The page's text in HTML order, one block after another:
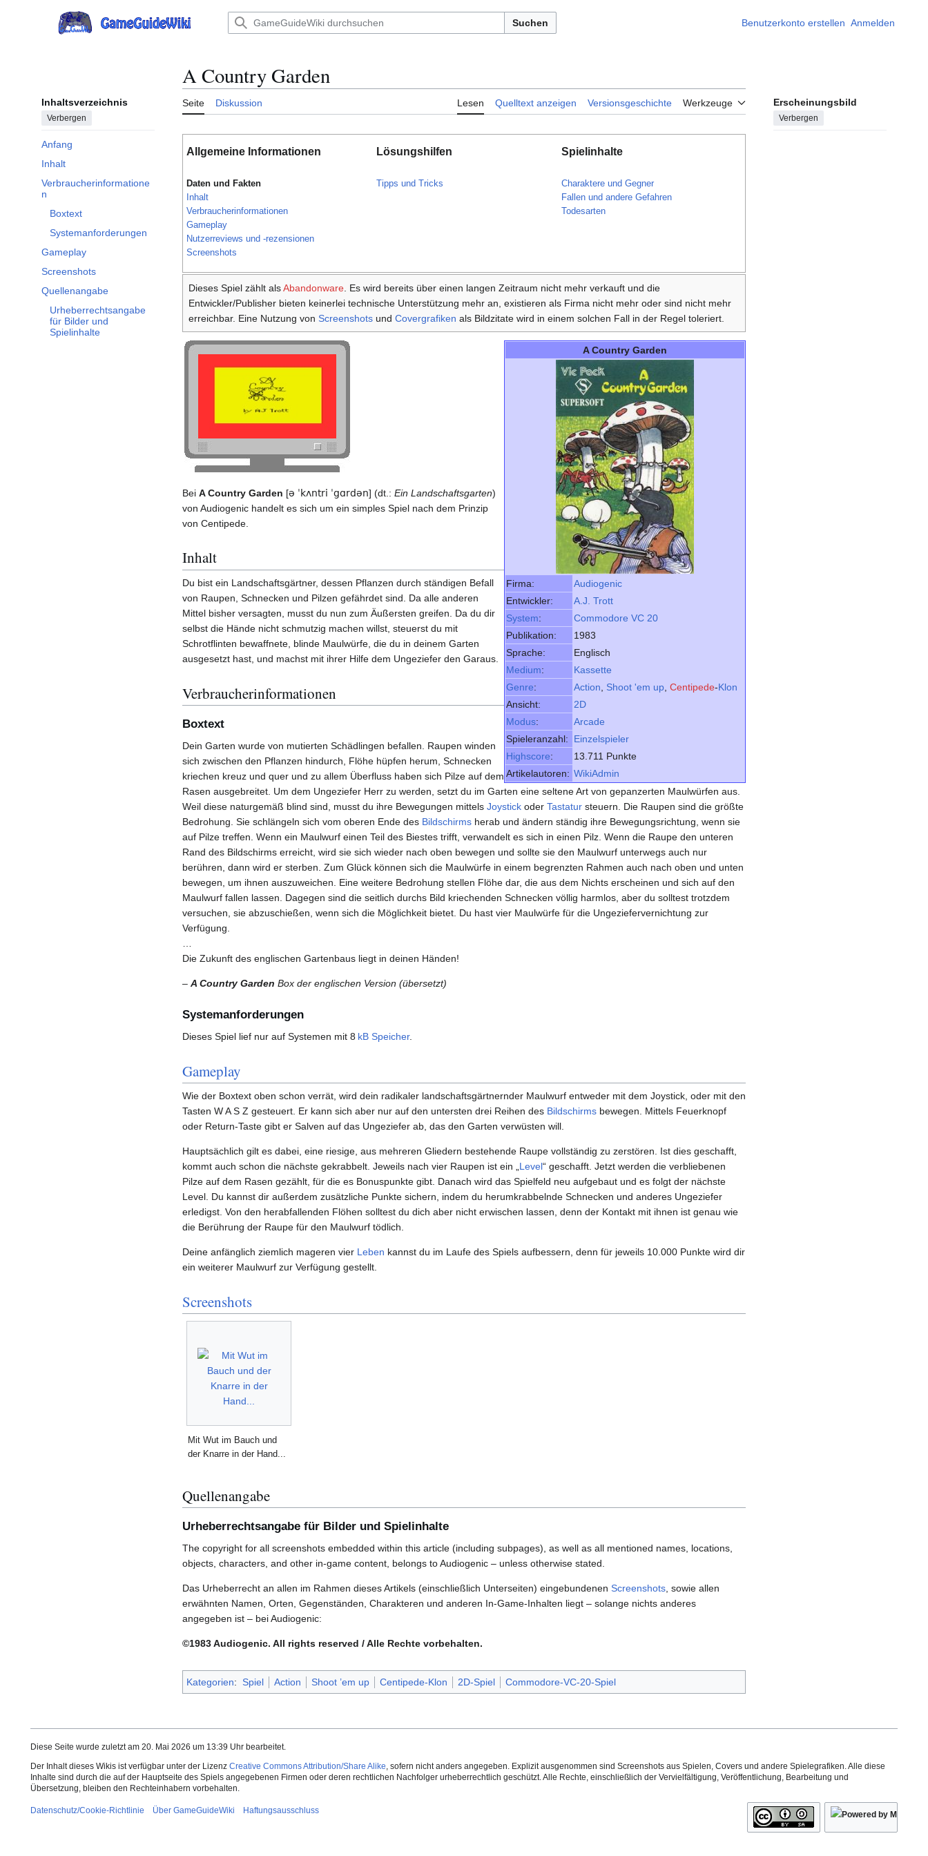
Hauptmenü Suchen Benutzerkonto erstellen Anmelden
Inhaltsverzeichnis
Verbergen
Anfang
Inhalt
Verbraucherinformatione
n
Unterabschnitt Verbraucherinformationen umschalten
Boxtext
Systemanforderungen
Gameplay
Screenshots
Quellenangabe
Urheberrechtsangabe
für Bilder und
Spielinhalte
A Country Garden
Seite Diskussion Lesen Quelltext anzeigen Versionsgeschichte Werkzeuge Erscheinungsbild
Verbergen
Allgemeine Informationen Lösungshilfen Spielinhalte
Daten und Fakten
Inhalt
Verbraucherinformationen
Gameplay
Nutzerreviews und -rezensionen
Screenshots
Tipps und Tricks
Charaktere und Gegner
Fallen und andere Gefahren
Todesarten
Dieses Spiel zählt alsAbandonware . Es wird bereits über einen langen Zeitraum nicht mehr verkauft und die
Entwickler/Publisher bieten keinerlei technische Unterstützung mehr an, existieren als Firma nicht mehr oder sind nicht mehr
erreichbar. Eine Nutzung von Screenshots und Covergrafiken als Bildzitate wird in einem solchen Fall in der Regel toleriert.
A Country Garden
Firma:
Audiogenic
Entwickler:
A.J. Trott
System:
Commodore VC 20
Publikation:
1983
Sprache:
Englisch
Medium:
Kassette
Genre: Action Shoot 'em up Centipede-Klon
Ansicht:
2D
Modus:
Arcade
Spieleranzahl:
Einzelspieler
Highscore:
13.711 Punkte
Artikelautoren: WikiAdmin
Bei A Country Garden [ə ˈkʌntri ˈgɑrdən] (dt.: Ein Landschaftsgarten)
von Audiogenic handelt es sich um ein simples Spiel nach dem Prinzip
von Centipede.
Inhalt
Du bist ein Landschaftsgärtner, dessen Pflanzen durch ständigen Befall
von Raupen, Schnecken und Pilzen gefährdet sind. Da alle anderen
Mittel bisher versagten, musst du nun zum Äußersten greifen. Da du dir
selbst die Hände nicht schmutzig machen willst, steuerst du mit
Schrotflinten bewaffnete, blinde Maulwürfe, die du in deinem Garten
ausgesetzt hast, und machst mit ihrer Hilfe dem Ungeziefer den Garaus.
Verbraucherinformationen
Boxtext
Dein Garten wurde von mutierten Schädlingen befallen. Raupen winden
sich zwischen den Pflanzen hindurch, Flöhe hüpfen herum, Schnecken
kriechen kreuz und quer und zu allem Überfluss haben sich Pilze auf dem
Rasen ausgebreitet. Um dem Ungeziefer Herr zu werden, setzt du im Garten eine seltene Art von gepanzerten Maulwürfen aus.
Weil diese naturgemäß blind sind, musst du ihre Bewegungen mittels Joystick oder Tastatur steuern. Die Raupen sind die größte
Bedrohung. Sie schlängeln sich vom oberen Ende des Bildschirms herab und ändern ständig ihre Bewegungsrichtung, wenn sie
auf Pilze treffen. Wenn ein Maulwurf einen Teil des Biestes trifft, verwandelt es sich in einen Pilz. Wenn die Raupe den unteren
Rand des Bildschirms erreicht, wird sie sich wieder nach oben bewegen und sollte sie den Maulwurf unterwegs auch nur
berühren, dann wird er sterben. Zum Glück können sich die Maulwürfe in einem begrenzten Rahmen auch nach oben und unten
bewegen, um ihnen auszuweichen. Eine weitere Bedrohung stellen Flöhe dar, die aus dem Nichts erscheinen und sich auf den
Maulwurf fallen lassen. Dagegen sind die seitlich durchs Bild kriechenden Schnecken völlig harmlos, aber du solltest trotzdem
versuchen, sie abzuschießen, wenn sich die Möglichkeit bietet. Du hast vier Maulwürfe für die Ungeziefervernichtung zur
Verfügung.
Die Zukunft des englischen Gartenbaus liegt in deinen Händen!
– A Country Garden Box der englischen Version (übersetzt)
Systemanforderungen
Dieses Spiel lief nur auf Systemen mit 8 kB Speicher.
Gameplay
Wie der Boxtext oben schon verrät, wird dein radikaler landschaftsgärtnernder Maulwurf entweder mit dem Joystick, oder mit den
Tasten W A S Z gesteuert. Er kann sich aber nur auf den untersten drei Reihen des Bildschirms bewegen. Mittels Feuerknopf
oder Return-Taste gibt er Salven auf das Ungeziefer ab, das den Garten verwüsten will.
Hauptsächlich gilt es dabei, eine riesige, aus mehreren Gliedern bestehende Raupe vollständig zu zerstören. Ist dies geschafft,
kommt auch schon die nächste gekrabbelt. Jeweils nach vier Raupen ist ein „Level“ geschafft. Jetzt werden die verbliebenen
Pilze auf dem Rasen gezählt, für die es Bonuspunkte gibt. Danach wird das Spielfeld neu aufgebaut und es folgt der nächste
Level. Du kannst dir außerdem zusätzliche Punkte sichern, indem du herumkrabbelnde Schnecken und anderes Ungeziefer
erledigst. Von den herabfallenden Flöhen solltest du dich aber nicht erwischen lassen, denn der Kontakt mit ihnen ist genau wie
die Berührung der Raupe für den Maulwurf tödlich.
Deine anfänglich ziemlich mageren vier Leben kannst du im Laufe des Spiels aufbessern, denn für jeweils 10.000 Punkte wird dir
ein weiterer Maulwurf zur Verfügung gestellt.
Screenshots
Mit Wut im Bauch und
der Knarre in der Hand...
Quellenangabe
Urheberrechtsangabe für Bilder und Spielinhalte
The copyright for all screenshots embedded within this article (including subpages), as well as all mentioned names, locations,
objects, characters, and other in-game content, belongs to Audiogenic – unless otherwise stated.
Das Urheberrecht an allen im Rahmen dieses Artikels (einschließlich Unterseiten) eingebundenen Screenshots , sowie allen
erwähnten Namen, Orten, Gegenständen, Charakteren und anderen In-Game-Inhalten liegt – solange nichts anderes
angegeben ist – bei Audiogenic:
©1983 Audiogenic. All rights reserved / Alle Rechte vorbehalten.
Kategorien: Spiel Action Shoot ’em up Centipede-Klon 2D-Spiel Commodore-VC-20-Spiel
Diese Seite wurde zuletzt am 20. Mai 2026 um 13:39 Uhr bearbeitet.
Der Inhalt dieses Wikis ist verfügbar unter der Lizenz Creative Commons Attribution/Share Alike, sofern nicht anders angegeben. Explizit ausgenommen sind Screenshots aus Spielen, Covers und andere Spielegrafiken. Alle diese
Inhalte sind durch die auf der Hauptseite des Spiels angegebenen Firmen oder deren rechtlichen Nachfolger urheberrechtlich geschützt. Alle Rechte, einschließlich der Vervielfältigung, Veröffentlichung, Bearbeitung und
Übersetzung, bleiben den Rechteinhabern vorbehalten.
Datenschutz/Cookie-Richtlinie Über GameGuideWiki Haftungsausschluss